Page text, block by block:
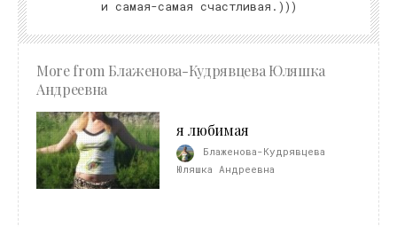
и самая-самая счастливая.)))
More from Блаженова-Кудрявцева Юляшка
Андреевна
я любимая
Блаженова-Кудрявцева
Юляшка Андреевна